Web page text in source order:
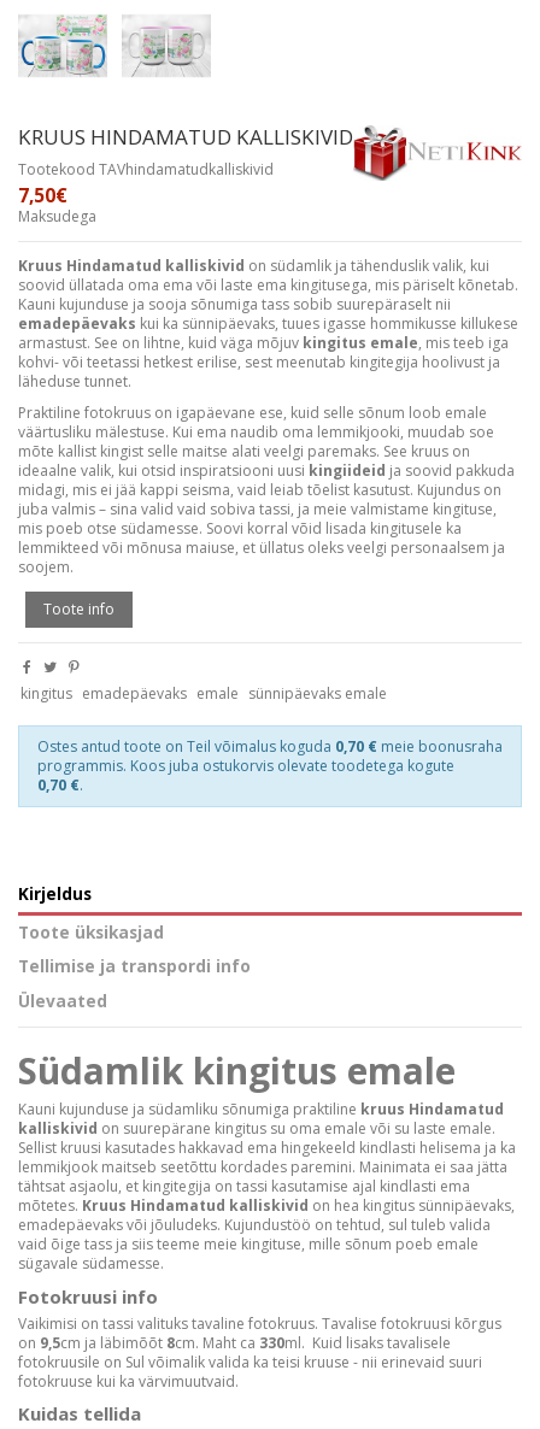
KRUUS HINDAMATUD KALLISKIVID
Tootekood TAVhindamatudkalliskivid
7,50€
Maksudega
Kruus Hindamatud kalliskivid on südamlik ja tähenduslik valik, kui
soovid üllatada oma ema või laste ema kingitusega, mis päriselt kõnetab.
Kauni kujunduse ja sooja sõnumiga tass sobib suurepäraselt nii
emadepäevaks kui ka sünnipäevaks, tuues igasse hommikusse killukese
armastust. See on lihtne, kuid väga mõjuv kingitus emale, mis teeb iga
kohvi- või teetassi hetkest erilise, sest meenutab kingitegija hoolivust ja
läheduse tunnet.
Praktiline fotokruus on igapäevane ese, kuid selle sõnum loob emale
väärtusliku mälestuse. Kui ema naudib oma lemmikjooki, muudab soe
mõte kallist kingist selle maitse alati veelgi paremaks. See kruus on
ideaalne valik, kui otsid inspiratsiooni uusi kingiideid ja soovid pakkuda
midagi, mis ei jää kappi seisma, vaid leiab tõelist kasutust. Kujundus on
juba valmis – sina valid vaid sobiva tassi, ja meie valmistame kingituse,
mis poeb otse südamesse. Soovi korral võid lisada kingitusele ka
lemmikteed või mõnusa maiuse, et üllatus oleks veelgi personaalsem ja
soojem.
Toote info
kingitus emadepäevaks emale sünnipäevaks emale
Ostes antud toote on Teil võimalus koguda 0,70 € meie boonusraha
programmis. Koos juba ostukorvis olevate toodetega kogute
0,70 €.
Kirjeldus
Toote üksikasjad
Tellimise ja transpordi info
Ülevaated
Südamlik kingitus emale
Kauni kujunduse ja südamliku sõnumiga praktiline kruus Hindamatud
kalliskivid on suurepärane kingitus su oma emale või su laste emale.
Sellist kruusi kasutades hakkavad ema hingekeeld kindlasti helisema ja ka
lemmikjook maitseb seetõttu kordades paremini. Mainimata ei saa jätta
tähtsat asjaolu, et kingitegija on tassi kasutamise ajal kindlasti ema
mõtetes. Kruus Hindamatud kalliskivid on hea kingitus sünnipäevaks,
emadepäevaks või jõuludeks. Kujundustöö on tehtud, sul tuleb valida
vaid õige tass ja siis teeme meie kingituse, mille sõnum poeb emale
sügavale südamesse.
Fotokruusi info
Vaikimisi on tassi valituks tavaline fotokruus. Tavalise fotokruusi kõrgus
on 9,5cm ja läbimõõt 8cm. Maht ca 330ml. Kuid lisaks tavalisele
fotokruusile on Sul võimalik valida ka teisi kruuse - nii erinevaid suuri
fotokruuse kui ka värvimuutvaid.
Kuidas tellida